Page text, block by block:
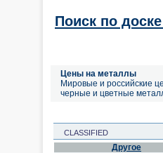
Поиск по
Цены на металлы
Мировые и российские
черные и цветные
CLASSIFIED
Другое